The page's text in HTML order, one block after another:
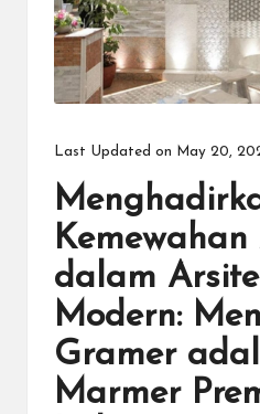
Last Updated on May 20,
dalam
Modern:
Gramer
Marmer